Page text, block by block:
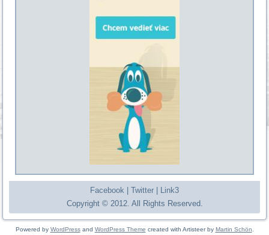
Facebook Twitter
Link3
Copyright © 2012. All Rights Reserved.
Powered by WordPressand WordPress Theme created with Artisteer by Martin Schön.